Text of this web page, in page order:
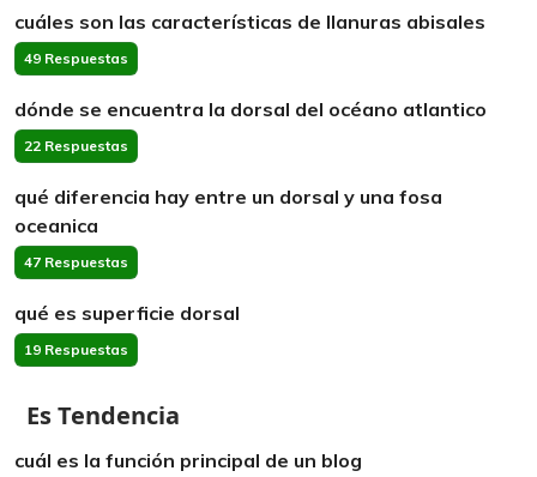
cuáles son las características de llanuras abisales
49 Respuestas
dónde se encuentra la dorsal del océano atlantico
22 Respuestas
qué diferencia hay entre un dorsal y una fosa
oceanica
47 Respuestas
qué es superficie dorsal
19 Respuestas
Es Tendencia
cuál es la función principal de un blog